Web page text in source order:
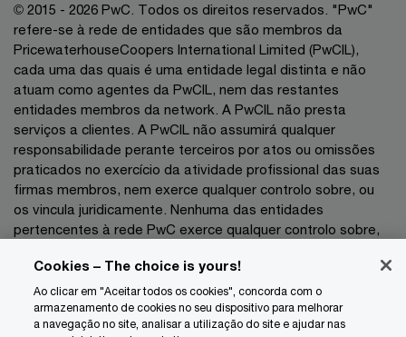
© 2015 - 2026 PwC. Todos os direitos reservados. "PwC"
refere-se à rede de entidades que são membros da
PricewaterhouseCoopers International Limited (PwCIL),
cada uma das quais é uma entidade legal distinta e não
atuam como agentes da PwCIL, nem das restantes
entidades membros da network. A PwCIL não presta
serviços a clientes. A PwCIL não assumirá qualquer
responsabilidade perante terceiros por atos ou omissões
praticados no exercício da atividade profissional das suas
firmas membros, nem exerce qualquer controlo sobre, ou
os vincula juridicamente. Nenhuma das entidades
pertencentes à rede PwC exerce qualquer controlo sobre,
da sua atividade profissional pelo que não poderão as
mesmas ser responsabilizadas, a que título for, perante
terceiros por atos ou omissões praticados no exercício das
respetivas atividades profissionais.
Cookies – The choice is yours!
Ao clicar em "Aceitar todos os cookies", concorda com o
armazenamento de cookies no seu dispositivo para melhorar
a navegação no site, analisar a utilização do site e ajudar nas